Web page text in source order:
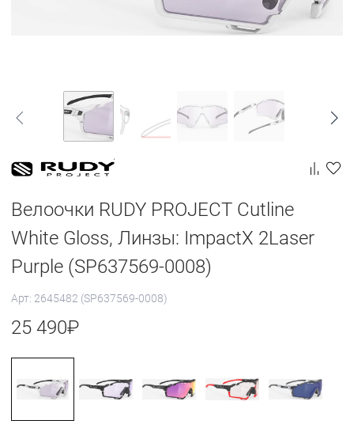
Велоочки RUDY PROJECT Cutline
White Gloss, Линзы: ImpactX 2Laser
Purple (SP637569-0008)
Арт: 2645482 (SP637569-0008)
25 490₽